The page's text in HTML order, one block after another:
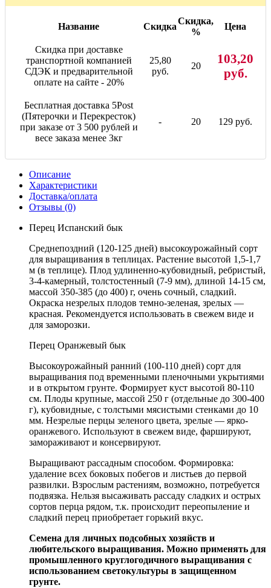
Название Скидка
Скидка,
%
Цена
Скидка при доставке
транспортной компанией
СДЭК и предварительной
оплате на сайте - 20%
25,80
руб.
20
103,20
руб.
Бесплатная доставка 5Post
(Пятерочки и Перекресток)
при заказе от 3 500 рублей и
весе заказа менее 3кг
- 20 129 руб.
Описание
Характеристики
Доставка/оплата
Отзывы (0)
Перец Испанский бык
Среднепоздний (120-125 дней) высокоурожайный сорт
для выращивания в теплицах. Растение высотой 1,5-1,7
м (в теплице). Плод удлиненно-кубовидный, ребристый,
3-4-камерный, толстостенный (7-9 мм), длиной 14-15 см,
массой 350-385 (до 400) г, очень сочный, сладкий.
Окраска незрелых плодов темно-зеленая, зрелых —
красная. Рекомендуется использовать в свежем виде и
для заморозки.
Перец Оранжевый бык
Высокоурожайный ранний (100-110 дней) сорт для
выращивания под временными пленочными укрытиями
и в открытом грунте. Формирует куст высотой 80-110
см. Плоды крупные, массой 250 г (отдельные до 300-400
г), кубовидные, с толстыми мясистыми стенками до 10
мм. Незрелые перцы зеленого цвета, зрелые — ярко-
оранжевого. Используют в свежем виде, фаршируют,
замораживают и консервируют.
Выращивают рассадным способом. Формировка:
удаление всех боковых побегов и листьев до первой
развилки. Взрослым растениям, возможно, потребуется
подвязка. Нельзя высаживать рассаду сладких и острых
сортов перца рядом, т.к. происходит переопыление и
сладкий перец приобретает горький вкус.
Семена для личных подсобных хозяйств и
любительского выращивания. Можно применять для
промышленного круглогодичного выращивания с
использованием светокультуры в защищенном
грунте.